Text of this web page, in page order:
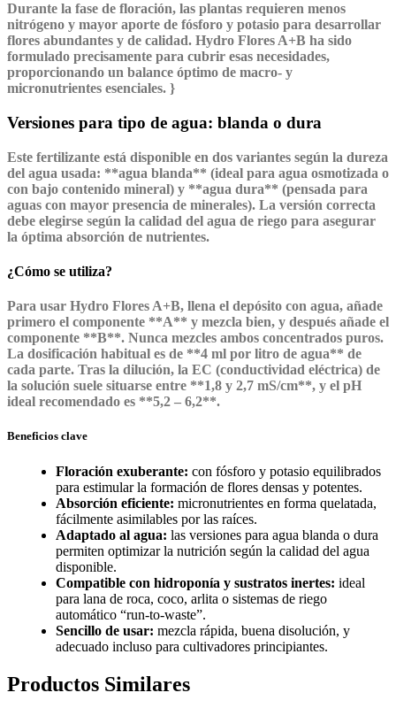
Durante la fase de floración, las plantas requieren menos
nitrógeno y mayor aporte de fósforo y potasio para desarrollar
flores abundantes y de calidad. Hydro Flores A+B ha sido
formulado precisamente para cubrir esas necesidades,
proporcionando un balance óptimo de macro- y
micronutrientes esenciales. }
Versiones para tipo de agua: blanda o dura
Este fertilizante está disponible en dos variantes según la dureza
del agua usada: **agua blanda** (ideal para agua osmotizada o
con bajo contenido mineral) y **agua dura** (pensada para
aguas con mayor presencia de minerales). La versión correcta
debe elegirse según la calidad del agua de riego para asegurar
la óptima absorción de nutrientes.
¿Cómo se utiliza?
Para usar Hydro Flores A+B, llena el depósito con agua, añade
primero el componente **A** y mezcla bien, y después añade el
componente **B**. Nunca mezcles ambos concentrados puros.
La dosificación habitual es de **4 ml por litro de agua** de
cada parte. Tras la dilución, la EC (conductividad eléctrica) de
la solución suele situarse entre **1,8 y 2,7 mS/cm**, y el pH
ideal recomendado es **5,2 – 6,2**.
Beneficios clave
Floración exuberante: con fósforo y potasio equilibrados
para estimular la formación de flores densas y potentes.
Absorción eficiente: micronutrientes en forma quelatada,
fácilmente asimilables por las raíces.
Adaptado al agua: las versiones para agua blanda o dura
permiten optimizar la nutrición según la calidad del agua
disponible.
Compatible con hidroponía y sustratos inertes: ideal
para lana de roca, coco, arlita o sistemas de riego
automático “run-to-waste”.
Sencillo de usar: mezcla rápida, buena disolución, y
adecuado incluso para cultivadores principiantes.
Productos Similares